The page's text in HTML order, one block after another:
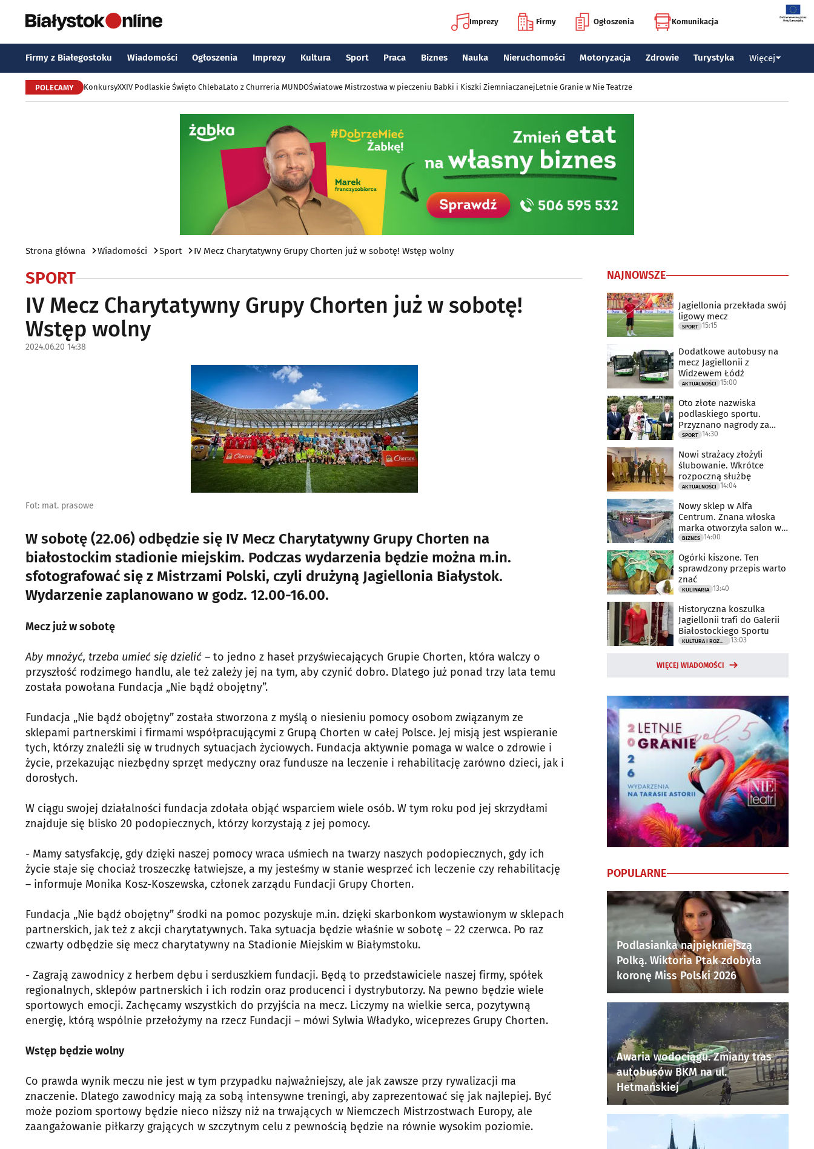
Imprezy Firmy Ogłoszenia Komunikacja
Firmy z Białegostoku Wiadomości Ogłoszenia Imprezy Kultura Sport Praca Biznes Nauka Nieruchomości Motoryzacja Zdrowie Turystyka Więcej
POLECAMY KonkursyXXIV Podlaskie Święto ChlebaLato z Churreria MUNDOŚwiatowe Mistrzostwa w pieczeniu Babki i Kiszki ZiemniaczanejLetnie Granie w Nie Teatrze
Strona główna Wiadomości Sport IV Mecz Charytatywny Grupy Chorten już w sobotę! Wstęp wolny
SPORT
IV Mecz Charytatywny Grupy Chorten już w sobotę!
Wstęp wolny
2024.06.20 14:38
Fot: mat. prasowe
W sobotę (22.06) odbędzie się IV Mecz Charytatywny Grupy Chorten na
białostockim stadionie miejskim. Podczas wydarzenia będzie można m.in.
sfotografować się z Mistrzami Polski, czyli drużyną Jagiellonia Białystok.
Wydarzenie zaplanowano w godz. 12.00-16.00.
Mecz już w sobotę
Aby mnożyć, trzeba umieć się dzielić – to jedno z haseł przyświecających Grupie Chorten, która walczy o
przyszłość rodzimego handlu, ale też zależy jej na tym, aby czynić dobro. Dlatego już ponad trzy lata temu
została powołana Fundacja „Nie bądź obojętny”.
Fundacja „Nie bądź obojętny” została stworzona z myślą o niesieniu pomocy osobom związanym ze
sklepami partnerskimi i firmami współpracującymi z Grupą Chorten w całej Polsce. Jej misją jest wspieranie
tych, którzy znaleźli się w trudnych sytuacjach życiowych. Fundacja aktywnie pomaga w walce o zdrowie i
życie, przekazując niezbędny sprzęt medyczny oraz fundusze na leczenie i rehabilitację zarówno dzieci, jak i
dorosłych.
W ciągu swojej działalności fundacja zdołała objąć wsparciem wiele osób. W tym roku pod jej skrzydłami
znajduje się blisko 20 podopiecznych, którzy korzystają z jej pomocy.
- Mamy satysfakcję, gdy dzięki naszej pomocy wraca uśmiech na twarzy naszych podopiecznych, gdy ich
życie staje się chociaż troszeczkę łatwiejsze, a my jesteśmy w stanie wesprzeć ich leczenie czy rehabilitację
– informuje Monika Kosz-Koszewska, członek zarządu Fundacji Grupy Chorten.
Fundacja „Nie bądź obojętny” środki na pomoc pozyskuje m.in. dzięki skarbonkom wystawionym w sklepach
partnerskich, jak też z akcji charytatywnych. Taka sytuacja będzie właśnie w sobotę – 22 czerwca. Po raz
czwarty odbędzie się mecz charytatywny na Stadionie Miejskim w Białymstoku.
- Zagrają zawodnicy z herbem dębu i serduszkiem fundacji. Będą to przedstawiciele naszej firmy, spółek
regionalnych, sklepów partnerskich i ich rodzin oraz producenci i dystrybutorzy. Na pewno będzie wiele
sportowych emocji. Zachęcamy wszystkich do przyjścia na mecz. Liczymy na wielkie serca, pozytywną
energię, którą wspólnie przełożymy na rzecz Fundacji – mówi Sylwia Władyko, wiceprezes Grupy Chorten.
Wstęp będzie wolny
Co prawda wynik meczu nie jest w tym przypadku najważniejszy, ale jak zawsze przy rywalizacji ma
znaczenie. Dlatego zawodnicy mają za sobą intensywne treningi, aby zaprezentować się jak najlepiej. Być
może poziom sportowy będzie nieco niższy niż na trwających w Niemczech Mistrzostwach Europy, ale
zaangażowanie piłkarzy grających w szczytnym celu z pewnością będzie na równie wysokim poziomie.
NAJNOWSZE
Jagiellonia przekłada swój
ligowy mecz
SPORT 15:15
Dodatkowe autobusy na
mecz Jagiellonii z
Widzewem Łódź
AKTUALNOŚCI 15:00
Oto złote nazwiska
podlaskiego sportu.
Przyznano nagrody za
2025 rok
SPORT 14:30
Nowi strażacy złożyli
ślubowanie. Wkrótce
rozpoczną służbę
AKTUALNOŚCI 14:04
Nowy sklep w Alfa
Centrum. Znana włoska
marka otworzyła salon w
Białymstoku
BIZNES 14:00
Ogórki kiszone. Ten
sprawdzony przepis warto
znać
KULINARIA 13:40
Historyczna koszulka
Jagiellonii trafi do Galerii
Białostockiego Sportu
13:03
WIĘCEJ WIADOMOŚCI
POPULARNE
Podlasianka najpiękniejszą
Polką. Wiktoria Ptak zdobyła
koronę Miss Polski 2026
Awaria wodociągu. Zmiany tras
autobusów BKM na ul.
Hetmańskiej